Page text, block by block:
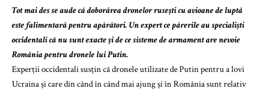
Tot mai des se aude că doborârea dronelor rusești cu avioane de luptă
este falimentară pentru apărători. Un expert ce părerile au specialiști
occidentali că nu sunt exacte și de ce sisteme de armament are nevoie
România pentru dronele lui Putin.
Experții occidentali susțin că dronele utilizate de Putin pentru a lovi
Ucraina și care din când în când mai ajung și în România sunt relativ